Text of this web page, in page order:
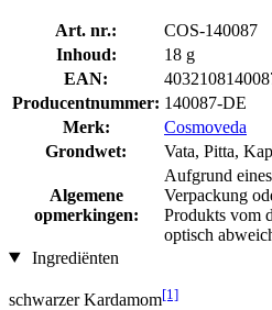
Art. nr.:
COS-140087
Inhoud:
18 g
EAN:
Producentnummer: 140087-DE
Merk:
Cosmoveda
Grondwet:
Vata, Pitta,
Algemene
opmerkingen:
Aufgrund
Verpackung
Produkts vom
optisch
Ingrediënten
schwarzer Kardamom[1]